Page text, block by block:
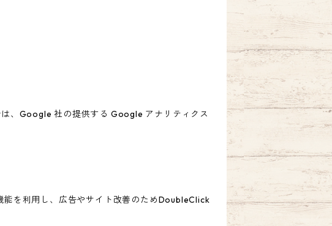
、Google 社の提供する Google アナリティクス
を利用し、広告やサイト改善のためDoubleClick